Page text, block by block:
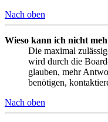
Nach oben
Wieso kann ich nicht
Die maximal
wird durch die
glauben, mehr
benötigen,
Nach oben